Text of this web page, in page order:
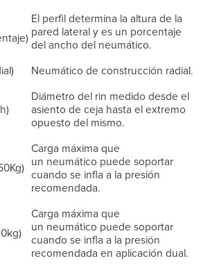
El perfil determina la altura de la
pared lateral y es un porcentaje
del ancho del neumático.
Neumático de construcción radial.
Diámetro del rin medido desde el
asiento de ceja hasta el extremo
opuesto del mismo.
Carga máxima que
un neumático puede soportar
cuando se infla a la presión
recomendada.
Carga máxima que
un neumático puede soportar
cuando se infla a la presión
recomendada en aplicación dual.